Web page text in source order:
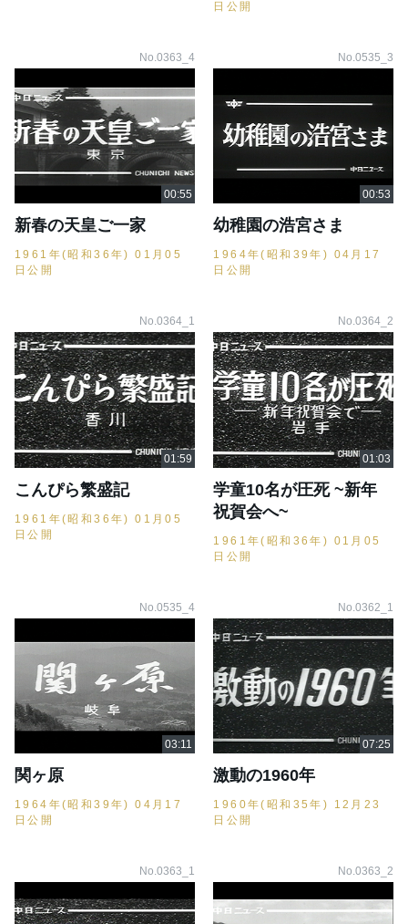
日公開
No.0363_4
新春の天皇ご一家
1961年(昭和36年) 01月05
日公開
No.0535_3
幼稚園の浩宮さま
1964年(昭和39年) 04月17
日公開
No.0364_1
こんぴら繁盛記
1961年(昭和36年) 01月05
日公開
No.0364_2
学童10名が圧死 ~新年
祝賀会へ~
1961年(昭和36年) 01月05
日公開
No.0535_4
関ヶ原
1964年(昭和39年) 04月17
日公開
No.0362_1
激動の1960年
1960年(昭和35年) 12月23
日公開
No.0363_1 No.0363_2